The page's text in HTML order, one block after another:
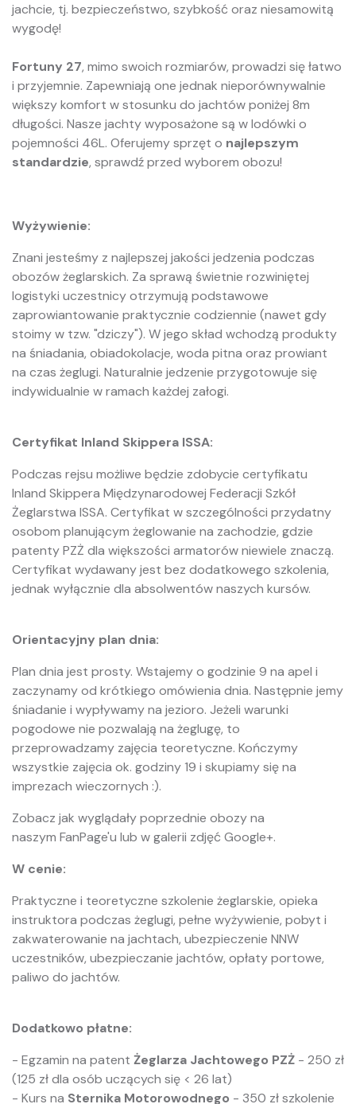
jachcie, tj. bezpieczeństwo, szybkość oraz niesamowitą
wygodę!
Fortuny 27, mimo swoich rozmiarów, prowadzi się łatwo
i przyjemnie. Zapewniają one jednak nieporównywalnie
większy komfort w stosunku do jachtów poniżej 8m
długości. Nasze jachty wyposażone są w lodówki o
pojemności 46L. Oferujemy sprzęt o najlepszym
standardzie, sprawdź przed wyborem obozu!
Wyżywienie:
Znani jesteśmy z najlepszej jakości jedzenia podczas
obozów żeglarskich. Za sprawą świetnie rozwiniętej
logistyki uczestnicy otrzymują podstawowe
zaprowiantowanie praktycznie codziennie (nawet gdy
stoimy w tzw. "dziczy"). W jego skład wchodzą produkty
na śniadania, obiadokolacje, woda pitna oraz prowiant
na czas żeglugi. Naturalnie jedzenie przygotowuje się
indywidualnie w ramach każdej załogi.
Certyfikat Inland Skippera ISSA:
Podczas rejsu możliwe będzie zdobycie certyfikatu
Inland Skippera Międzynarodowej Federacji Szkół
Żeglarstwa ISSA. Certyfikat w szczególności przydatny
osobom planującym żeglowanie na zachodzie, gdzie
patenty PZŻ dla większości armatorów niewiele znaczą.
Certyfikat wydawany jest bez dodatkowego szkolenia,
jednak wyłącznie dla absolwentów naszych kursów.
Orientacyjny plan dnia:
Plan dnia jest prosty. Wstajemy o godzinie 9 na apel i
zaczynamy od krótkiego omówienia dnia. Następnie jemy
śniadanie i wypływamy na jezioro. Jeżeli warunki
pogodowe nie pozwalają na żeglugę, to
przeprowadzamy zajęcia teoretyczne. Kończymy
wszystkie zajęcia ok. godziny 19 i skupiamy się na
imprezach wieczornych :).
Zobacz jak wyglądały poprzednie obozy na
naszym FanPage'u lub w galerii zdjęć Google+.
W cenie:
Praktyczne i teoretyczne szkolenie żeglarskie, opieka
instruktora podczas żeglugi, pełne wyżywienie, pobyt i
zakwaterowanie na jachtach, ubezpieczenie NNW
uczestników, ubezpieczanie jachtów, opłaty portowe,
paliwo do jachtów.
Dodatkowo płatne:
- Egzamin na patent Żeglarza Jachtowego PZŻ - 250 zł
(125 zł dla osób uczących się < 26 lat)
- Kurs na Sternika Motorowodnego - 350 zł szkolenie